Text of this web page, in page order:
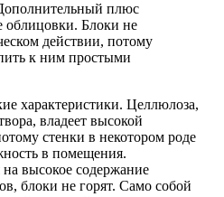
плюс
облицовки. Блоки не
действии, потому
к ним простыми
характеристики. Целлюлоза,
владеет высокой
стенки в некотором роде
в помещения.
высокое содержание
блоки не горят. Само собой